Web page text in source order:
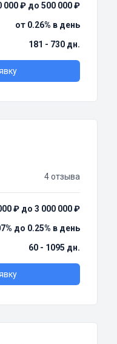
000 ₽ до 500 000 ₽
от 0.26% в день
181 - 730 дн.
4 отзыва
₽ до 3 000 000 ₽
до 0.25% в день
60 - 1095 дн.